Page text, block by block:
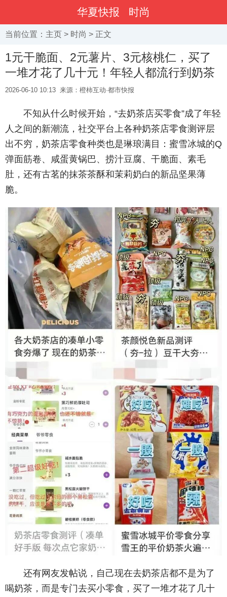
华夏快报 时尚
当前位置： 主页 > 时尚 > 正文
1元干脆面、2元薯片、3元核桃仁，买了
一堆才花了几十元！年轻人都流行到奶茶
2026-06-10 10:13 来源：橙柿互动·都市快报
不知从什么时候开始，“去奶茶店买零食”成了年轻
人之间的新潮流，社交平台上各种奶茶店零食测评层
出不穷，奶茶店零食种类也是琳琅满目：蜜雪冰城的Q
弹面筋卷、咸蛋黄锅巴、捞汁豆腐、干脆面、素毛
肚，还有古茗的抹茶茶酥和茉莉奶白的新品坚果薄
脆。
还有网友发帖说，自己现在去奶茶店都不是为了
喝奶茶，而是专门去买小零食，买了一堆才花了几十